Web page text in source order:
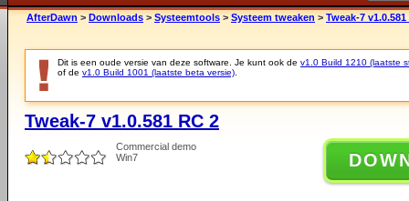
AfterDawn > Downloads > Systeemtools > Systeem tweaken > Tweak-7 v1.0.581
Dit is een oude versie van deze software. Je kunt ook de v1.0 Build 1210 (laatste
of de v1.0 Build 1001 (laatste beta versie)
Tweak-7 v1.0.581 RC 2
Commercial demo
Win7